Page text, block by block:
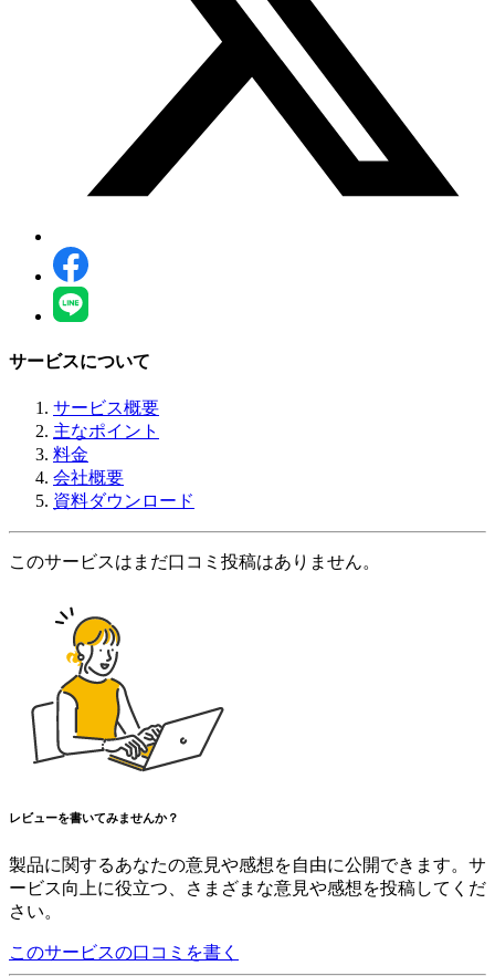
サービスについて
サービス概要
主なポイント
料金
会社概要
資料ダウンロード
このサービスはまだ口コミ投稿はありません。
レビューを書いてみませんか？
製品に関するあなたの意見や感想を自由に公開できます。サ
ービス向上に役立つ、さまざまな意見や感想を投稿してくだ
さい。
このサービスの口コミを書く